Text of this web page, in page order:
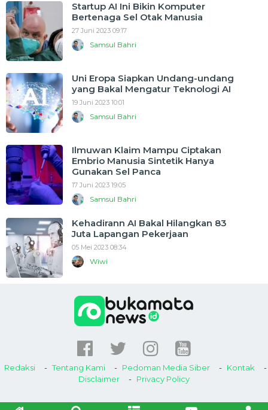
Startup AI Ini Bikin Komputer
Bertenaga Sel Otak Manusia
27 Juni 2023 09:17
Samsul Bahri
Uni Eropa Siapkan Undang-undang
yang Bakal Mengatur Teknologi AI
19 Juni 2023 10:01
Samsul Bahri
Ilmuwan Klaim Mampu Ciptakan
Embrio Manusia Sintetik Hanya
Gunakan Sel Panca
17 Juni 2023 19:05
Samsul Bahri
Kehadirann AI Bakal Hilangkan 83
Juta Lapangan Pekerjaan
05 Mei 2023 08:34
Wiwi
Redaksi Tentang Kami Pedoman Media Siber
Kontak
Disclaimer
Privacy Policy